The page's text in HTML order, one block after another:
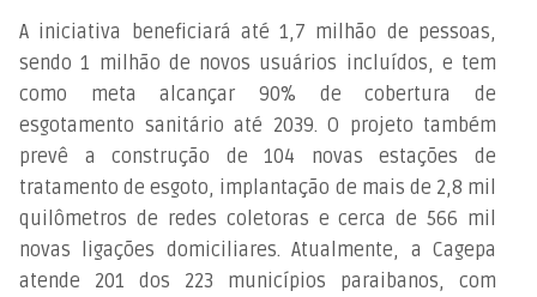
A iniciativa beneficiará até 1,7 milhão de pessoas,
sendo 1 milhão de novos usuários incluídos, e tem
como meta alcançar 90% de cobertura de
esgotamento sanitário até 2039. O projeto também
prevê a construção de 104 novas estações de
tratamento de esgoto, implantação de mais de 2,8 mil
quilômetros de redes coletoras e cerca de 566 mil
novas ligações domiciliares. Atualmente, a Cagepa
atende 201 dos 223 municípios paraibanos, com